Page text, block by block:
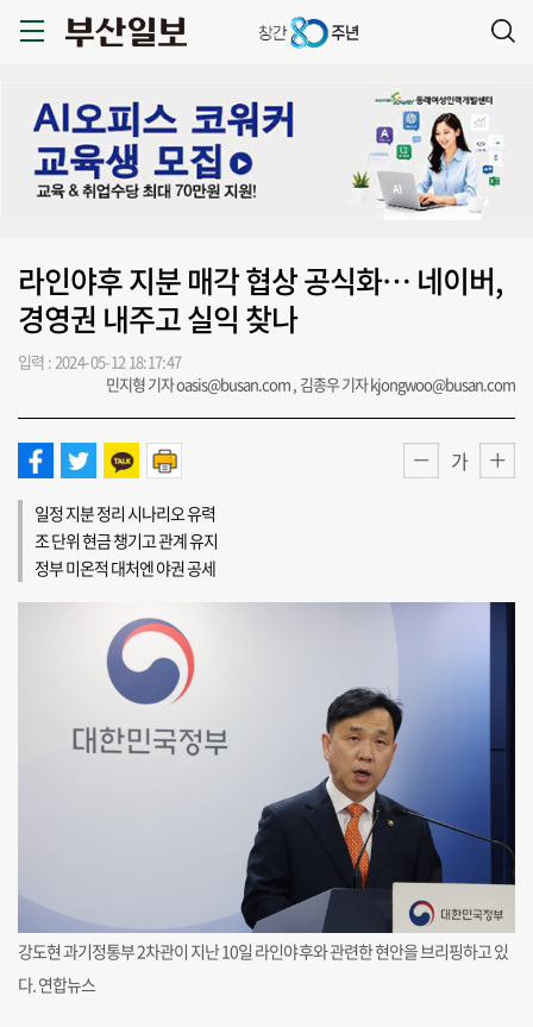
라인야후 지분 매각 협상 공식화… 네이버,
경영권 내주고 실익 찾나
입력 : 2024-05-12 18:17:47
민지형 기자 oasis@busan.com , 김종우 기자 kjongwoo@busan.com
가
일정 지분 정리 시나리오 유력
조 단위 현금 챙기고 관계 유지
정부 미온적 대처엔 야권 공세
강도현 과기정통부 2차관이 지난 10일 라인야후와 관련한 현안을 브리핑하고 있
다. 연합뉴스